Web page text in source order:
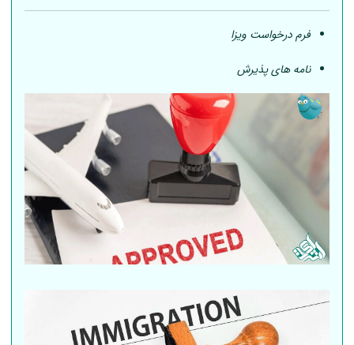
فرم درخواست ویزا
نامه های پذیرش